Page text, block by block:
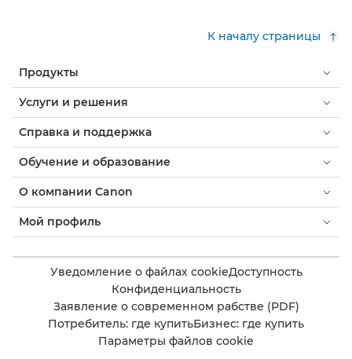
К началу страницы
Продукты
Услуги и решения
Справка и поддержка
Обучение и образование
О компании Canon
Мой профиль
Уведомление о файлах cookieДоступность
Конфиденциальность
Заявление о современном рабстве (PDF)
Потребитель: где купитьБизнес: где купить
Параметры файлов cookie